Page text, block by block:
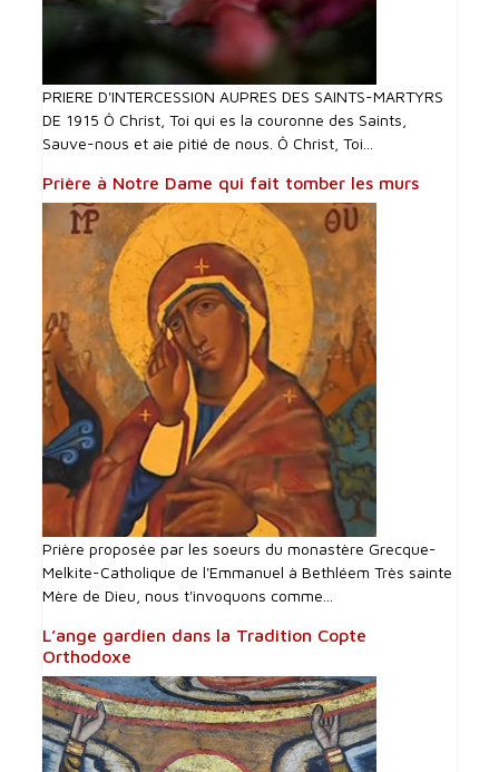
PRIERE D'INTERCESSI0N AUPRES DES SAINTS-MARTYRS
DE 1915 Ô Christ, Toi qui es la couronne des Saints,
Sauve-nous et aie pitié de nous. Ô Christ, Toi...
Prière à Notre Dame qui fait tomber les murs
Prière proposée par les soeurs du monastère Grecque-
Melkite-Catholique de l'Emmanuel à Bethléem Très sainte
Mère de Dieu, nous t'invoquons comme...
L’ange gardien dans la Tradition Copte
Orthodoxe